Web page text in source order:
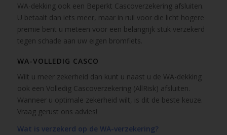
WA-dekking ook een Beperkt Cascoverzekering afsluiten.
U betaalt dan iets meer, maar in ruil voor die licht hogere
premie bent u meteen voor een belangrijk stuk verzekerd
tegen schade aan uw eigen bromfiets.
WA-VOLLEDIG CASCO
Wilt u meer zekerheid dan kunt u naast u de WA-dekking
ook een Volledig Cascoverzekering (AllRisk) afsluiten.
Wanneer u optimale zekerheid wilt, is dit de beste keuze.
Vraag gerust ons advies!
Wat is verzekerd op de WA-verzekering?